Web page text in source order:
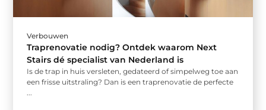
Verbouwen
Traprenovatie nodig? Ontdek waarom Next
Stairs dé specialist van Nederland is
Is de trap in huis versleten, gedateerd of simpelweg toe aan
een frisse uitstraling? Dan is een traprenovatie de perfecte
...